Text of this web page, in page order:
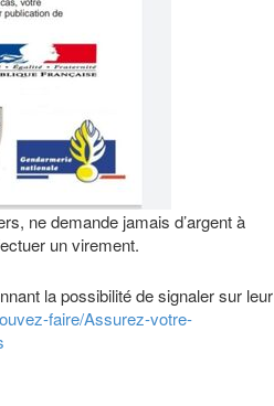
ne demande jamais d’argent à
un virement.
la possibilité de signaler sur leur
faire/Assurez-votre-